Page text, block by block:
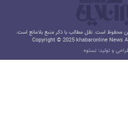
محفوظ است. نقل مطالب با ذکر منبع بلامانع است.
Copyright © 2025 khabaronline News
و تولید: نستوه